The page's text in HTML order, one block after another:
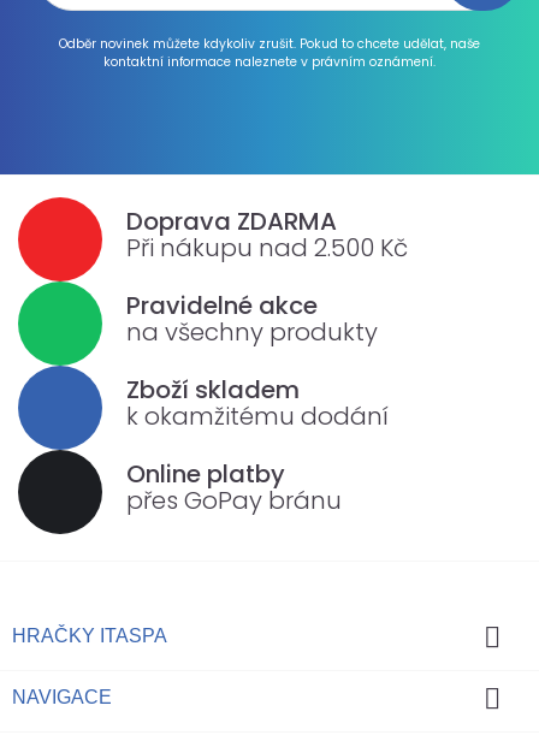
Odběr novinek můžete kdykoliv zrušit. Pokud to chcete udělat, naše
kontaktní informace naleznete v právním oznámení.
Doprava ZDARMA
Při nákupu nad 2.500 Kč
Pravidelné akce
na všechny produkty
Zboží skladem
k okamžitému dodání
Online platby
přes GoPay bránu
HRAČKY ITASPA 
NAVIGACE 